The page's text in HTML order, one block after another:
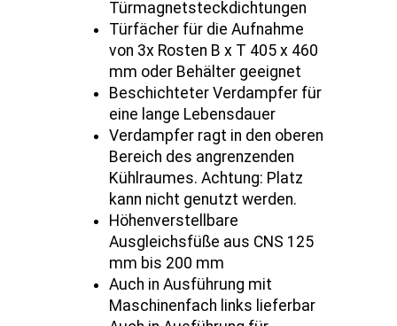
Türmagnetsteckdichtungen
Türfächer für die Aufnahme
von 3x Rosten B x T 405 x 460
mm oder Behälter geeignet
Beschichteter Verdampfer für
eine lange Lebensdauer
Verdampfer ragt in den oberen
Bereich des angrenzenden
Kühlraumes. Achtung: Platz
kann nicht genutzt werden.
Höhenverstellbare
Ausgleichsfüße aus CNS 125
mm bis 200 mm
Auch in Ausführung mit
Maschinenfach links lieferbar